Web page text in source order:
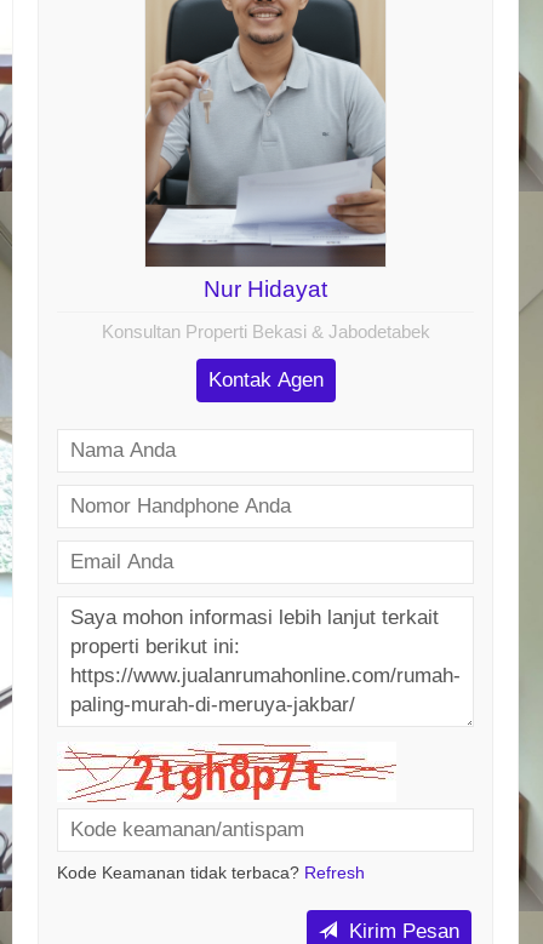
Nur Hidayat
Konsultan Properti Bekasi & Jabodetabek
Kontak Agen
Kode Keamanan tidak terbaca? Refresh
Kirim Pesan